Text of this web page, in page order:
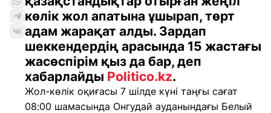
көлік жол апатына ұшырап, төрт
адам жарақат алды. Зардап
шеккендердің арасында 15 жастағы
жасөспірім қыз да бар, деп
хабарлайды Politico.kz.
Жол-көлік оқиғасы 7 шілде күні таңғы сағат
08:00 шамасында Онгудай ауданындағы Белый